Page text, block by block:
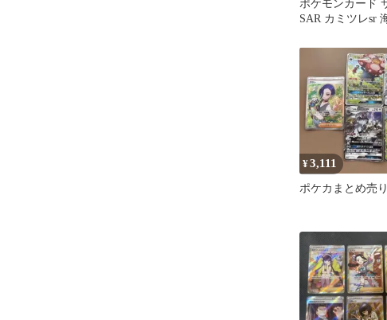
ポケモンカード
SAR カミツレsr
¥3,111
ポケカまとめ売り